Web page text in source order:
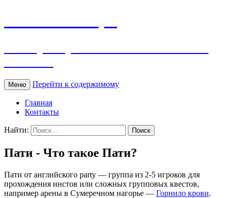
Меню Перейти к содержимому
Главная
Контакты
Найти:
Пати - Что такое Пати?
Пати от английского party — группа из 2-5 игроков для
прохождения инстов или сложных групповых квестов,
например арены в Сумеречном нагорье — Горнило крови.